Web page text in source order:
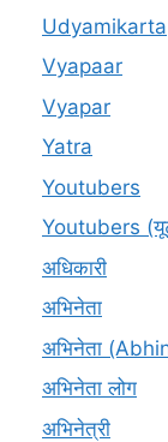
Udyamikarta
Vyapaar
Vyapar
Yatra
Youtubers
Youtubers
अधिकारी
अभिनेता
अभिनेता
अभिनेता लोग
अभिनेत्री